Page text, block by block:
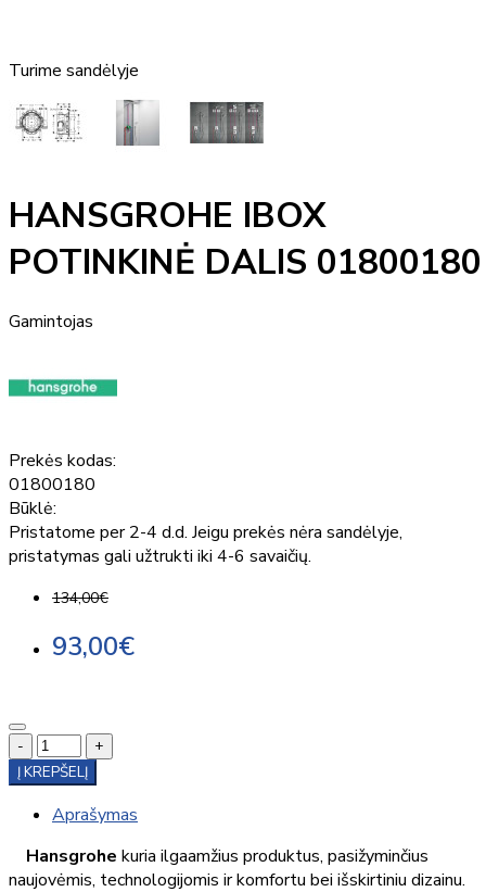
Turime sandėlyje
HANSGROHE IBOX
POTINKINĖ DALIS 01800180
Gamintojas
Prekės kodas:
01800180
Būklė:
Pristatome per 2-4 d.d. Jeigu prekės nėra sandėlyje,
pristatymas gali užtrukti iki 4-6 savaičių.
134,00€
93,00€
-
+
Į KREPŠELĮ
Aprašymas
Hansgrohe kuria ilgaamžius produktus, pasižyminčius
naujovėmis, technologijomis ir komfortu bei išskirtiniu dizainu.